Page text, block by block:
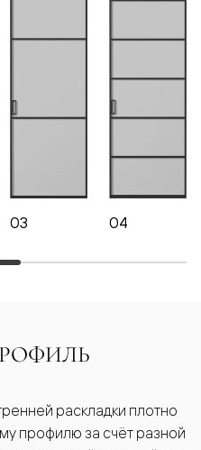
03 04
раскладки плотно
профилю за счёт разной